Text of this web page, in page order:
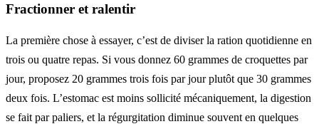
Fractionner et ralentir
La première chose à essayer, c’est de diviser la ration quotidienne en
trois ou quatre repas. Si vous donnez 60 grammes de croquettes par
jour, proposez 20 grammes trois fois par jour plutôt que 30 grammes
deux fois. L’estomac est moins sollicité mécaniquement, la digestion
se fait par paliers, et la régurgitation diminue souvent en quelques